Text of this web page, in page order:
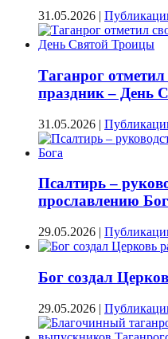
31.05.2026 |
Таганрог
праздник – День
31.05.2026 |
Псалтирь –
прославлению
29.05.2026 |
Бог создал
29.05.2026 |